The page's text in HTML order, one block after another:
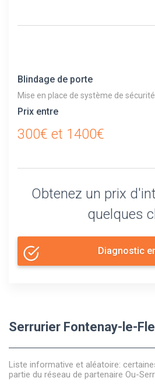
Blindage de porte
Mise en place de système de sécurité
Prix entre
300€ et 1400€
Obtenez un prix
quelques
Diagnostic
Serrurier Fontenay-le-
Liste informative et aléatoire:
partie du réseau de partenaire Ou-